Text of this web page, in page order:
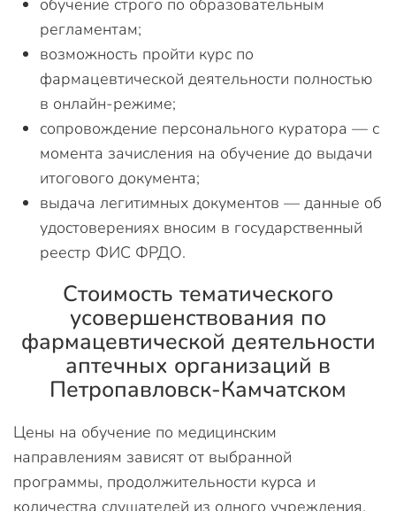
обучение строго по образовательным
регламентам;
возможность пройти курс по
фармацевтической деятельности полностью
в онлайн-режиме;
сопровождение персонального куратора — с
момента зачисления на обучение до выдачи
итогового документа;
выдача легитимных документов — данные об
удостоверениях вносим в государственный
реестр ФИС ФРДО.
Стоимость тематического
усовершенствования по
фармацевтической деятельности
аптечных организаций в
Петропавловск-Камчатском
Цены на обучение по медицинским
направлениям зависят от выбранной
программы, продолжительности курса и
количества слушателей из одного учреждения.